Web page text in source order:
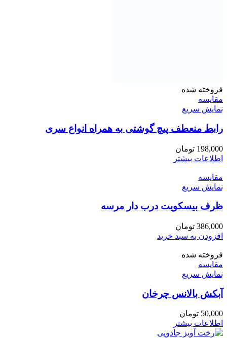
فروخته شده
مقايسه
نمایش سریع
رابط منعطف پیچ گوشتی به همراه انواع سری
198,000 تومان
اطلاعات بیشتر
مقايسه
نمایش سریع
ظرف بیسکویت درب دار مرسه
386,000 تومان
افزودن به سبد خرید
فروخته شده
مقايسه
نمایش سریع
آبکش بالانس چرخان
50,000 تومان
اطلاعات بیشتر